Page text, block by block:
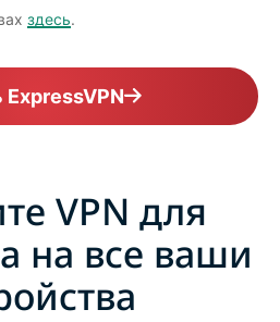
здесь.
ExpressVPN
VPN для
на все ваши